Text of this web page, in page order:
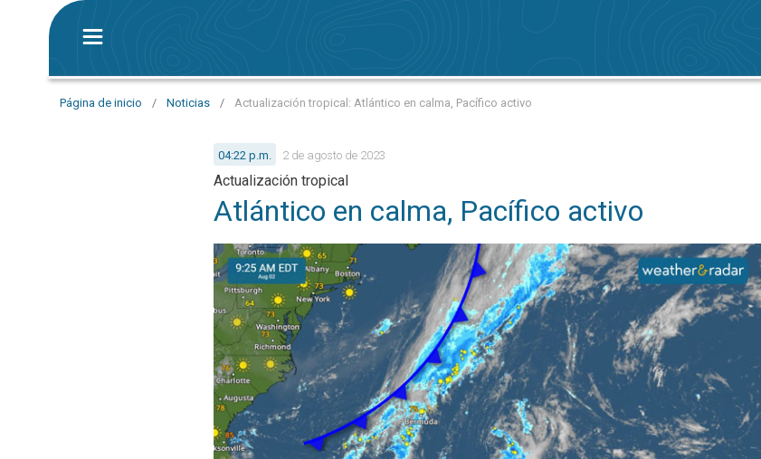
Página de inicio / Noticias / Actualización tropical: Atlántico en calma, Pacífico activo
04:22 p.m. 2 de agosto de 2023
Actualización tropical
Atlántico en calma, Pacífico activo